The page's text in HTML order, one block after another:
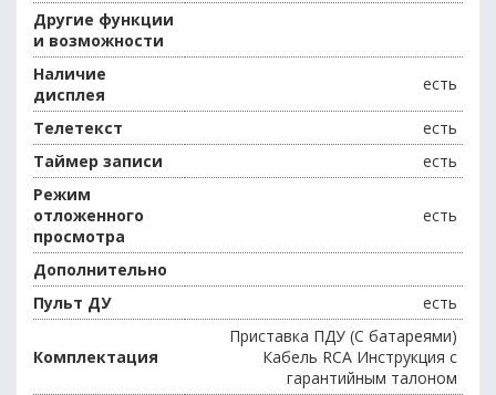
Другие функции
и возможности
Наличие
дисплея
есть
Телетекст
есть
Таймер записи
есть
Режим
отложенного
просмотра
есть
Дополнительно
Пульт ДУ
есть
Комплектация
Приставка ПДУ (С батареями)
Кабель RCA Инструкция с
гарантийным талоном